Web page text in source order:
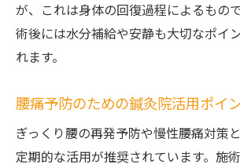
が、これは身体の回復過程によるもの
術後には水分補給や安静も大切なポイ
れます。
腰痛予防のための鍼灸院活用ポイ
ぎっくり腰の再発予防や慢性腰痛対策
定期的な活用が推奨されています。施